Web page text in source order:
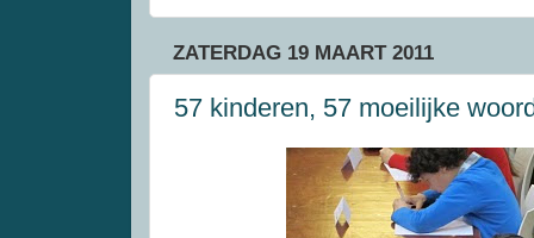
ZATERDAG 19 MAART 2011
57 kinderen, 57 moeilijke